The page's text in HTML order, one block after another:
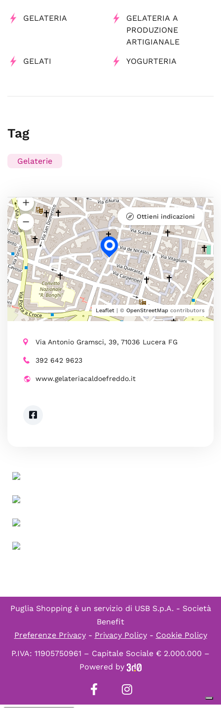
GELATERIA
GELATERIA A
PRODUZIONE
ARTIGIANALE
GELATI YOGURTERIA
Tag
Gelaterie
Leaflet | © OpenStreetMap contributors
Ottieni indicazioni
Via Antonio Gramsci, 39, 71036 Lucera FG
392 642 9623
www.gelateriacaldoefreddo.it
Puglia Shopping è un servizio di USB S.p.A. - Società
Benefit
Preferenze Privacy- Privacy Policy- Cookie Policy
P.IVA: 11905750961 – Capitale Sociale € 2.000.000 –
Powered by